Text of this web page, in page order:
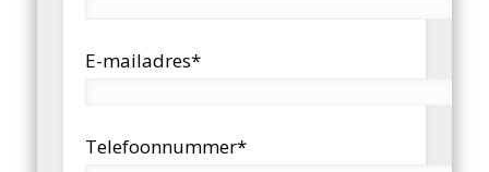
E-mailadres*
Telefoonnummer*